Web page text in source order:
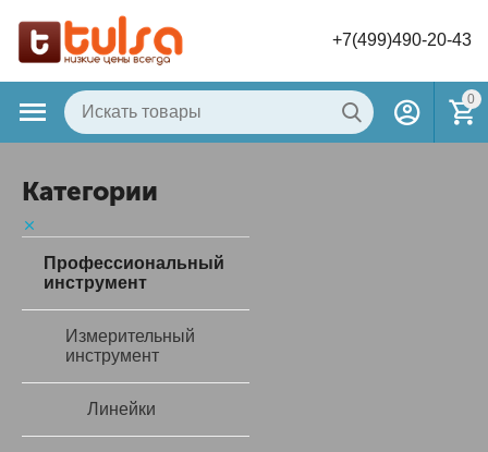
+7(499)490-20-43
0
Категории
Профессиональный
инструмент
Измерительный
инструмент
Линейки